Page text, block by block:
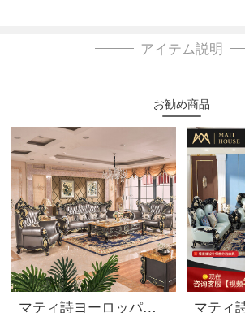
アイテム説明
お勧め商品
マティ詩ヨーロッパ式ソファ別荘軽奢ソファ実木ソファ四人の皮芸ソファー説明金家具クラシック黒牛ソファ124セット